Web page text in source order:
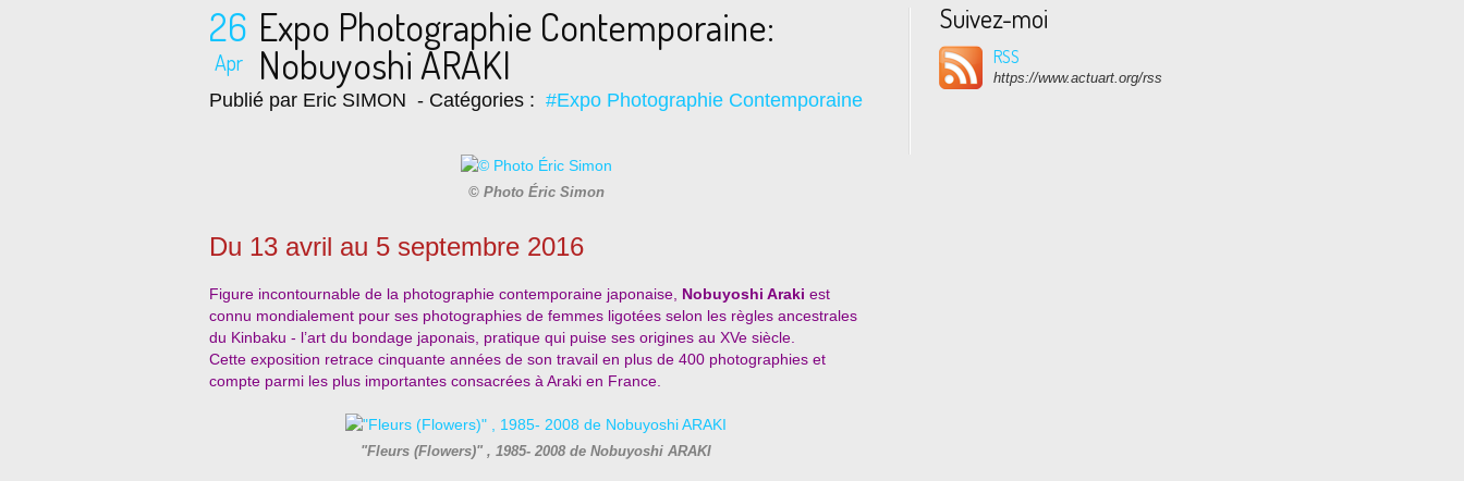
26
Apr
Expo Photographie Contemporaine:
Nobuyoshi ARAKI
Publié par Eric SIMON - Catégories : #Expo Photographie Contemporaine
© Photo Éric Simon
Du 13 avril au 5 septembre 2016
Figure incontournable de la photographie contemporaine japonaise, Nobuyoshi Araki est
connu mondialement pour ses photographies de femmes ligotées selon les règles ancestrales
du Kinbaku - l’art du bondage japonais, pratique qui puise ses origines au XVe siècle.
Cette exposition retrace cinquante années de son travail en plus de 400 photographies et
compte parmi les plus importantes consacrées à Araki en France.
"Fleurs (Flowers)" , 1985- 2008 de Nobuyoshi ARAKI
Suivez-moi
RSS
https://www.actuart.org/rss